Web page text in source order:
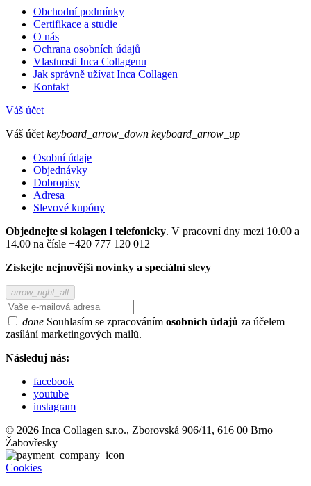
Obchodní podmínky
Certifikace a studie
O nás
Ochrana osobních údajů
Vlastnosti Inca Collagenu
Jak správně užívat Inca Collagen
Kontakt
Váš účet
Váš účet keyboard_arrow_down keyboard_arrow_up
Osobní údaje
Objednávky
Dobropisy
Adresa
Slevové kupóny
Objednejte si kolagen i telefonicky. V pracovní dny mezi 10.00 a
14.00 na čísle +420 777 120 012
Získejte nejnovější novinky a speciální slevy
arrow_right_alt
done Souhlasím se zpracováním osobních údajů za účelem
zasílání marketingových mailů.
Následuj nás:
facebook
youtube
instagram
© 2026 Inca Collagen s.r.o., Zborovská 906/11, 616 00 Brno
Žabovřesky
Cookies